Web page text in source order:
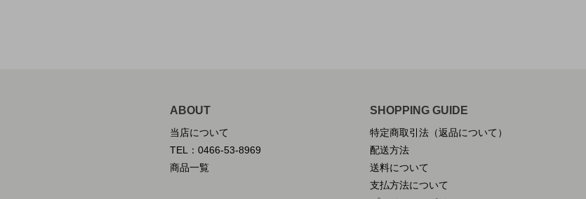
ABOUT
当店について
TEL：0466-53-8969
商品一覧
SHOPPING GUIDE
特定商取引法（返品について）
配送方法
送料について
支払方法について